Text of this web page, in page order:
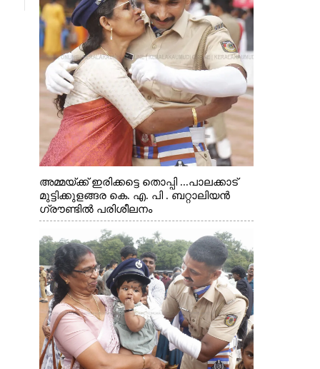
അമ്മയ്ക്ക് ഇരിക്കട്ടെ തൊപ്പി ...പാലക്കാട്
മുട്ടിക്കുളങ്ങര കെ. എ. പി . ബറ്റാലിയൻ
ഗ്രൗണ്ടിൽ പരിശീലനം